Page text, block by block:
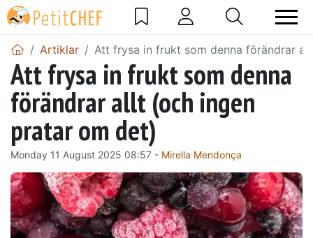
Artiklar Att frysa in frukt som denna förändrar
Att frysa in frukt som denna
förändrar allt (och ingen
pratar om det)
Monday 11 August 2025 08:57 - Mirella Mendonça